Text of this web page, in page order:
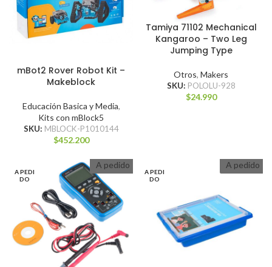
mBot2 Rover Robot Kit –
Makeblock
Educación Basica y Media,
Kits con mBlock5
SKU: MBLOCK-P1010144
$452.200
Tamiya 71102 Mechanical
Kangaroo – Two Leg
Jumping Type
Otros, Makers
SKU: POLOLU-928
$24.990
A PEDI
DO
A pedido
A PEDI
DO
A pedido